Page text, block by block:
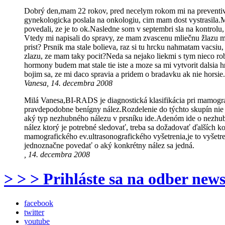
Dobrý den,mam 22 rokov, pred necelym rokom mi na
gynekologicka poslala na onkologiu, cim mam dost
povedali, ze je to ok.Nasledne som v septembri sla na
Vtedy mi napisali do spravy, ze mam zvascenu mliečnu
prist? Prsnik ma stale bolieva, raz si tu hrcku nahmatam
zlazu, ze mam taky pocit?Neda sa nejako liekmi s tym nieco
hormony budem mat stale tie iste a moze sa mi vytvorit dalsia
bojim sa, ze mi daco spravia a pridem o bradavku ak nie
Vanesa, 14. decembra 2008
Milá Vanesa,BI-RADS je diagnostická klasifikácia pri
pravdepodobne benígny nález.Rozdelenie do týchto skupín
aký typ nezhubného nálezu v prsníku ide.Adenóm ide o
nález ktorý je potrebné sledovať, treba sa dožadovať ďalších
mamografického ev.ultrasonografického vyšetrenia,je to
jednoznačne povedať o aký konkrétny nález sa jedná.
, 14. decembra 2008
> > > Prihláste sa na odber
facebook
twitter
youtube